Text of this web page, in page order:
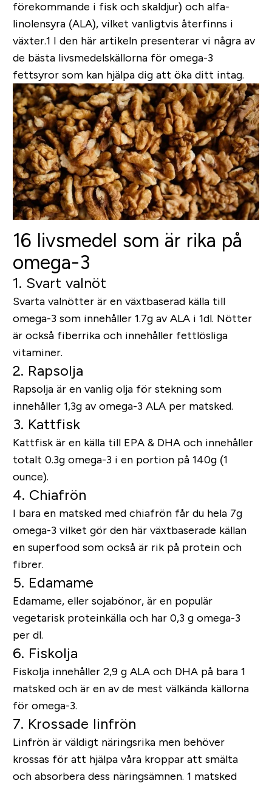
förekommande i fisk och skaldjur) och alfa-
linolensyra (ALA), vilket vanligtvis återfinns i
växter.1 I den här artikeln presenterar vi några av
de bästa livsmedelskällorna för omega-3
fettsyror som kan hjälpa dig att öka ditt intag.
16 livsmedel som är rika på
omega-3
1. Svart valnöt
Svarta valnötter är en växtbaserad källa till
omega-3 som innehåller 1.7g av ALA i 1dl. Nötter
är också fiberrika och innehåller fettlösliga
vitaminer.
2. Rapsolja
Rapsolja är en vanlig olja för stekning som
innehåller 1,3g av omega-3 ALA per matsked.
3. Kattfisk
Kattfisk är en källa till EPA & DHA och innehåller
totalt 0.3g omega-3 i en portion på 140g (1
ounce).
4. Chiafrön
I bara en matsked med chiafrön får du hela 7g
omega-3 vilket gör den här växtbaserade källan
en superfood som också är rik på protein och
fibrer.
5. Edamame
Edamame, eller sojabönor, är en populär
vegetarisk proteinkälla och har 0,3 g omega-3
per dl.
6. Fiskolja
Fiskolja innehåller 2,9 g ALA och DHA på bara 1
matsked och är en av de mest välkända källorna
för omega-3.
7. Krossade linfrön
Linfrön är väldigt näringsrika men behöver
krossas för att hjälpa våra kroppar att smälta
och absorbera dess näringsämnen. 1 matsked